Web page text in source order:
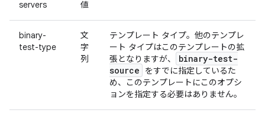
servers
値
binary-
test-type
文
字
列
テンプレート タイプ。他のテンプレ
ート タイプはこのテンプレートの拡
張となりますが、
binary-test-
source
をすでに指定しているた
め、このテンプレートにこのオプシ
ョンを指定する必要はありません。